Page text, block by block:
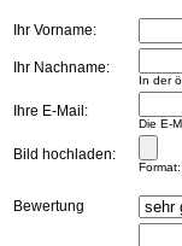
Ihr Vorname:
Ihr Nachname:
In der
Ihre E-Mail:
Die E-
Bild hochladen:
Bewertung